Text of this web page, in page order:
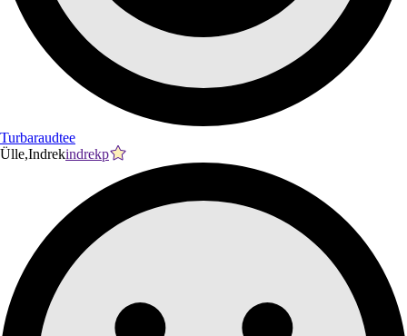
Turbaraudtee
Ülle,Indrekindrekp